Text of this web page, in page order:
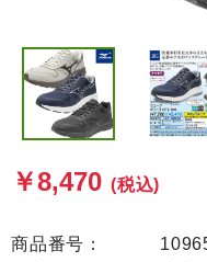
￥8,470 (税込)
商品番号：